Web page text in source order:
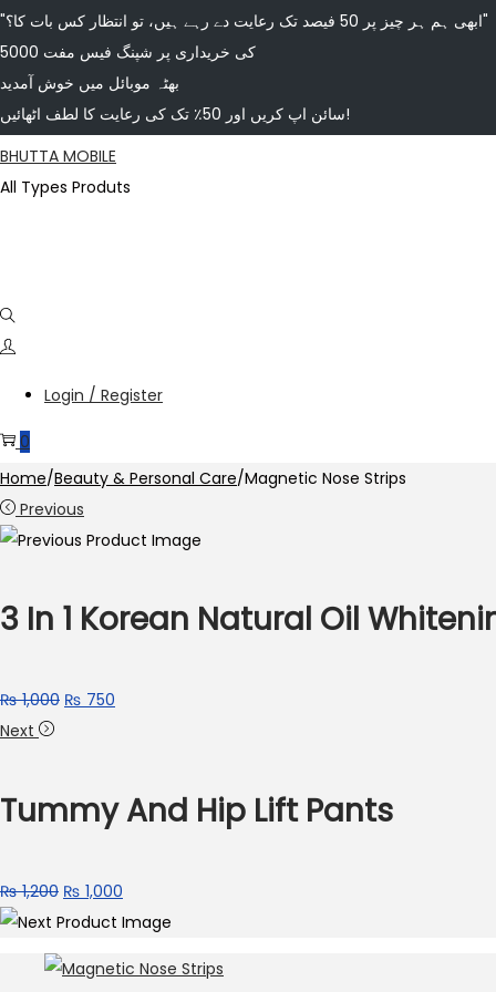
"ابھی ہم ہر چیز پر 50 فیصد تک رعایت دے رہے ہیں، تو انتظار کس بات کا؟"
5000 کی خریداری پر شپنگ فیس مفت
بھٹہ موبائل میں خوش آمدید
سائن اپ کریں اور 50٪ تک کی رعایت کا لطف اٹھائیں!
BHUTTA MOBILE
All Types Produts
Login / Register
0
Home/Beauty & Personal Care/Magnetic Nose Strips
Previous
3 In 1 Korean Natural Oil
₨1,000 ₨ 750
Next
Tummy And Hip Lift Pants
₨1,200 ₨ 1,000